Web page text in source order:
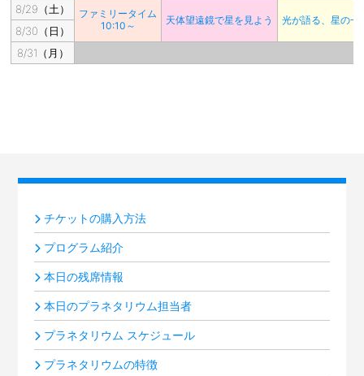
8/29（土）
ファミリータイム
10:10～
天体望遠鏡で星を見よう 光が語る、星の一
8/30（日）
8/31（月）
チケットの購入方法
プログラム紹介
本日の残席情報
本日のプラネタリウム担当者
プラネタリウム スケジュール
プラネタリウムの特徴